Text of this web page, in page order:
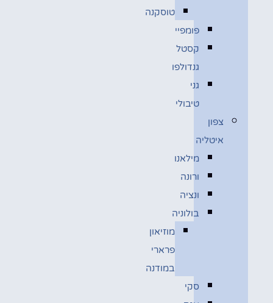
טוסקנה
פומפיי
קסטל
גנדולפו
גני
טיבולי
צפון
איטליה
מילאנו
ורונה
ונציה
בולוניה
מוזיאון
פרארי
במודנה
סקי